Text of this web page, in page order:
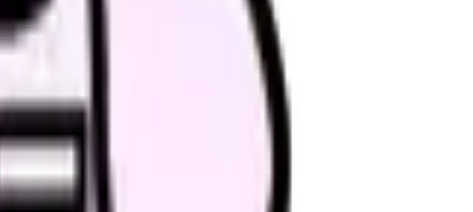
分けて整理してみてください。